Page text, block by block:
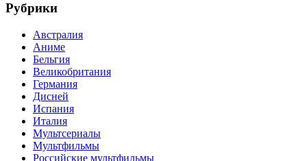
Рубрики
Австралия
Аниме
Бельгия
Великобритания
Германия
Дисней
Испания
Италия
Мультсериалы
Мультфильмы
Российские мультфильмы